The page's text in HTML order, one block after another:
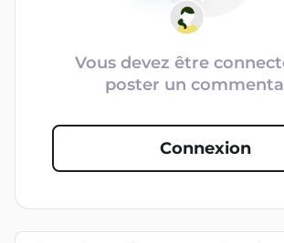
Vous devez être
poster un
Connexion